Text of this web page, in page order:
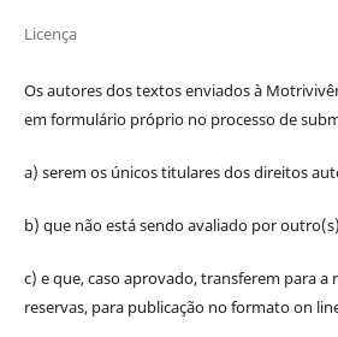
Licença
Os autores dos textos enviados à
em formulário próprio no processo de
a) serem os únicos titulares dos direitos
b) que não está sendo avaliado por
c) e que, caso aprovado, transferem para a
reservas, para publicação no formato on